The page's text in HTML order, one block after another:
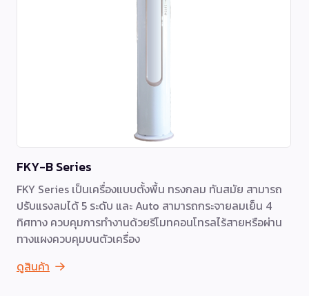
FKY-B Series
FKY Series เป็นเครื่องแบบตั้งพื้น ทรงกลม ทันสมัย สามารถ
ปรับแรงลมได้ 5 ระดับ และ Auto สามารถกระจายลมเย็น 4
ทิศทาง ควบคุมการทำงานด้วยรีโมทคอนโทรลไร้สายหรือผ่าน
ทางแผงควบคุมบนตัวเครื่อง
ดูสินค้า